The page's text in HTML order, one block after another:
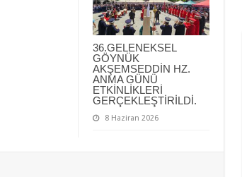
36.GELENEKSEL
GÖYNÜK
AKŞEMSEDDİN HZ.
ANMA GÜNÜ
ETKİNLİKLERİ
GERÇEKLEŞTİRİLDİ.
8 Haziran 2026